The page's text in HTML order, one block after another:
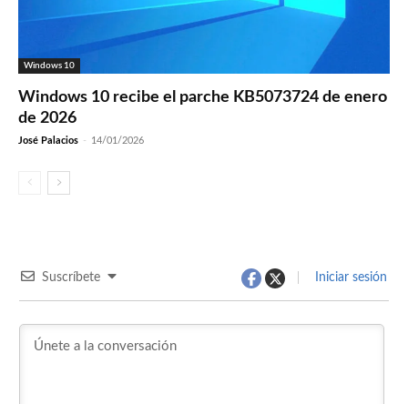
Windows 10
Windows 10 recibe el parche KB5073724 de enero
de 2026
José Palacios - 14/01/2026
Suscríbete Iniciar sesión